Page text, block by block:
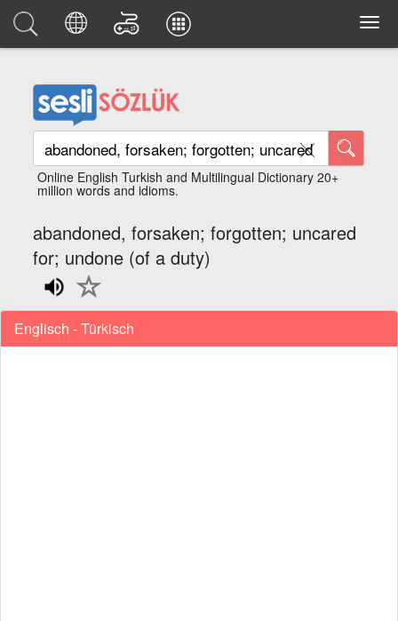
Online English Turkish and Multilingual Dictionary 20+
million words and idioms.
abandoned, forsaken; forgotten; uncared
for; undone (of a duty)
Englisch - Türkisch